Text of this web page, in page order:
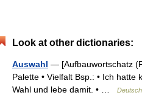
Look at other dictionaries:
Auswahl — [Aufbauwortschatz
Palette • Vielfalt Bsp.: • Ich hatte
Wahl und lebe damit. • …